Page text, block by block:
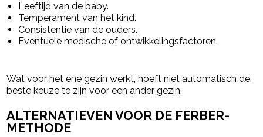
Leeftijd van de baby.
Temperament van het kind.
Consistentie van de ouders.
Eventuele medische of ontwikkelingsfactoren.
Wat voor het ene gezin werkt, hoeft niet automatisch de
beste keuze te zijn voor een ander gezin.
ALTERNATIEVEN VOOR DE FERBER-
METHODE